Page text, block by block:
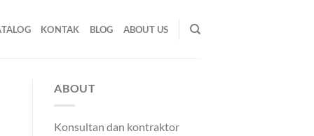
KONTAK BLOG ABOUT US
ABOUT
Konsultan dan kontraktor